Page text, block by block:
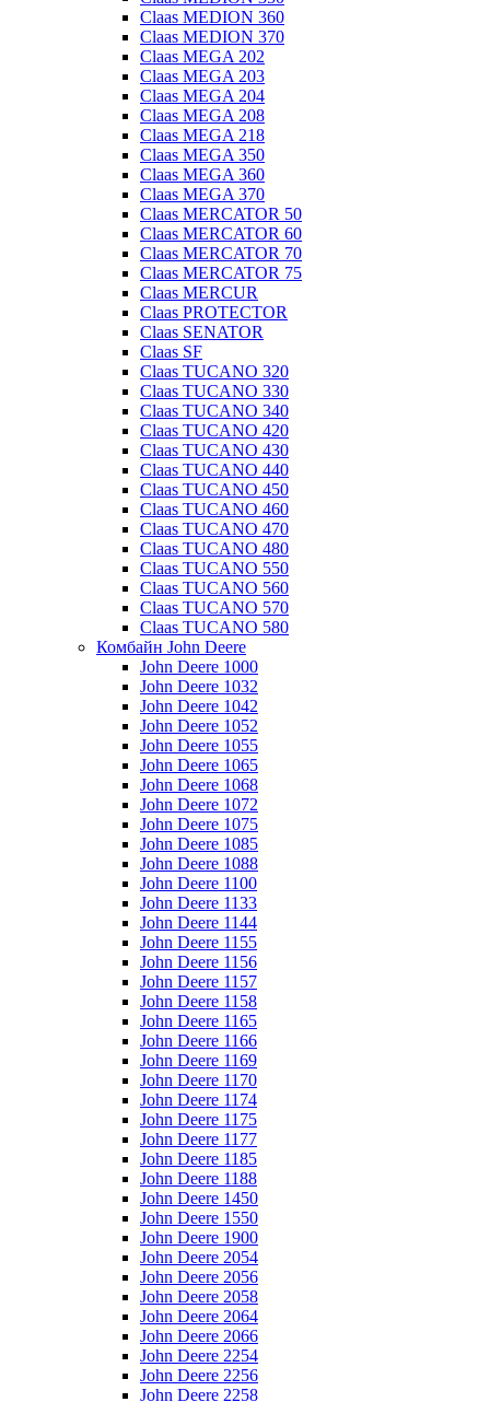
Claas MEDION 360
Claas MEDION 370
Claas MEGA 202
Claas MEGA 203
Claas MEGA 204
Claas MEGA 208
Claas MEGA 218
Claas MEGA 350
Claas MEGA 360
Claas MEGA 370
Claas MERCATOR 50
Claas MERCATOR 60
Claas MERCATOR 70
Claas MERCATOR 75
Claas MERCUR
Claas PROTECTOR
Claas SENATOR
Claas SF
Claas TUCANO 320
Claas TUCANO 330
Claas TUCANO 340
Claas TUCANO 420
Claas TUCANO 430
Claas TUCANO 440
Claas TUCANO 450
Claas TUCANO 460
Claas TUCANO 470
Claas TUCANO 480
Claas TUCANO 550
Claas TUCANO 560
Claas TUCANO 570
Claas TUCANO 580
Комбайн John Deere
John Deere 1000
John Deere 1032
John Deere 1042
John Deere 1052
John Deere 1055
John Deere 1065
John Deere 1068
John Deere 1072
John Deere 1075
John Deere 1085
John Deere 1088
John Deere 1100
John Deere 1133
John Deere 1144
John Deere 1155
John Deere 1156
John Deere 1157
John Deere 1158
John Deere 1165
John Deere 1166
John Deere 1169
John Deere 1170
John Deere 1174
John Deere 1175
John Deere 1177
John Deere 1185
John Deere 1188
John Deere 1450
John Deere 1550
John Deere 1900
John Deere 2054
John Deere 2056
John Deere 2058
John Deere 2064
John Deere 2066
John Deere 2254
John Deere 2256
John Deere 2258